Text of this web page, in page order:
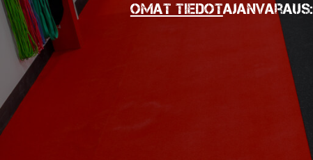
Omat tiedotAjanvaraus: